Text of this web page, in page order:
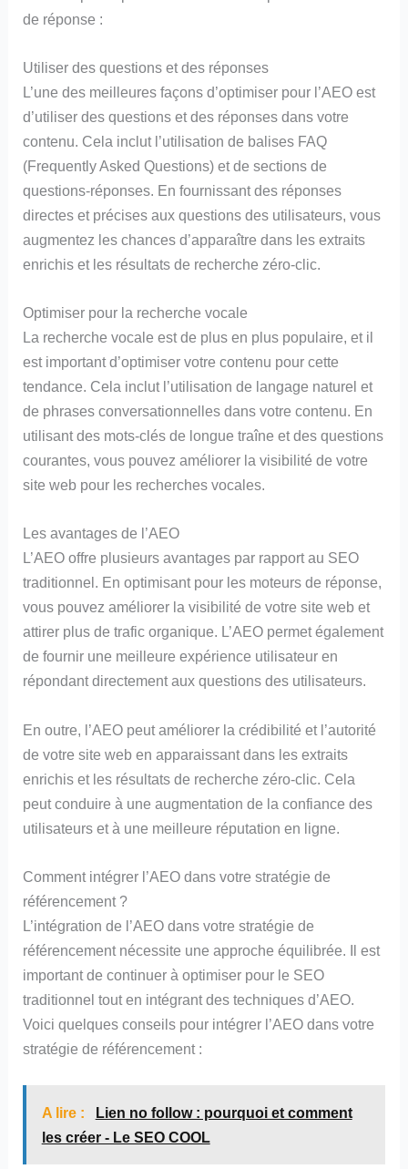
de réponse :
Utiliser des questions et des réponses
L’une des meilleures façons d’optimiser pour l’AEO est
d’utiliser des questions et des réponses dans votre
contenu. Cela inclut l’utilisation de balises FAQ
(Frequently Asked Questions) et de sections de
questions-réponses. En fournissant des réponses
directes et précises aux questions des utilisateurs, vous
augmentez les chances d’apparaître dans les extraits
enrichis et les résultats de recherche zéro-clic.
Optimiser pour la recherche vocale
La recherche vocale est de plus en plus populaire, et il
est important d’optimiser votre contenu pour cette
tendance. Cela inclut l’utilisation de langage naturel et
de phrases conversationnelles dans votre contenu. En
utilisant des mots-clés de longue traîne et des questions
courantes, vous pouvez améliorer la visibilité de votre
site web pour les recherches vocales.
Les avantages de l’AEO
L’AEO offre plusieurs avantages par rapport au SEO
traditionnel. En optimisant pour les moteurs de réponse,
vous pouvez améliorer la visibilité de votre site web et
attirer plus de trafic organique. L’AEO permet également
de fournir une meilleure expérience utilisateur en
répondant directement aux questions des utilisateurs.
En outre, l’AEO peut améliorer la crédibilité et l’autorité
de votre site web en apparaissant dans les extraits
enrichis et les résultats de recherche zéro-clic. Cela
peut conduire à une augmentation de la confiance des
utilisateurs et à une meilleure réputation en ligne.
Comment intégrer l’AEO dans votre stratégie de
référencement ?
L’intégration de l’AEO dans votre stratégie de
référencement nécessite une approche équilibrée. Il est
important de continuer à optimiser pour le SEO
traditionnel tout en intégrant des techniques d’AEO.
Voici quelques conseils pour intégrer l’AEO dans votre
stratégie de référencement :
A lire :
Lien no follow : pourquoi et comment
les créer - Le SEO COOL